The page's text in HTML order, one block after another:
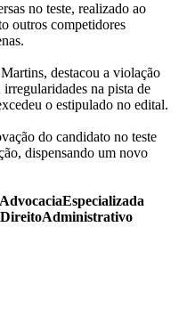
no teste, realizado ao
outros competidores
destacou a violação
na pista de
o estipulado no edital.
do candidato no teste
dispensando um novo